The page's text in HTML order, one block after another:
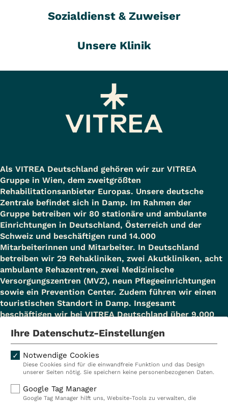
Sozialdienst & Zuweiser
Unsere Klinik
Als VITREA Deutschland gehören wir zur VITREA
Gruppe in Wien, dem zweitgrößten
Rehabilitationsanbieter Europas. Unsere deutsche
Zentrale befindet sich in Damp. Im Rahmen der
Gruppe betreiben wir 80 stationäre und ambulante
Einrichtungen in Deutschland, Österreich und der
Schweiz und beschäftigen rund 14.000
Mitarbeiterinnen und Mitarbeiter. In Deutschland
betreiben wir 29 Rehakliniken, zwei Akutkliniken, acht
ambulante Rehazentren, zwei Medizinische
Versorgungszentren (MVZ), neun Pflegeeinrichtungen
sowie ein Prevention Center. Zudem führen wir einen
touristischen Standort in Damp. Insgesamt
beschäftigen wir bei VITREA Deutschland über 9.000
Kliniken
Ambulant
Reha
Ihre Datenschutz-Einstellungen
Notwendige Cookies
Diese Cookies sind für die einwandfreie Funktion und das Design
unserer Seiten nötig. Sie speichern keine personenbezogenen Daten.
Google Tag Manager
Google Tag Manager hilft uns, Website-Tools zu verwalten, die